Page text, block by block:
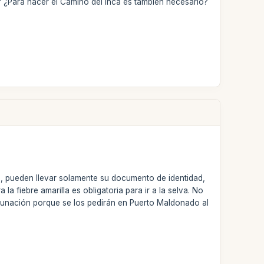
llevar solamente su documento de identidad,
la fiebre amarilla es obligatoria para ir a la selva. No
porque se los pedirán en Puerto Maldonado al